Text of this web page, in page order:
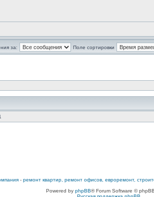
за: Поле сортировки
- ремонт квартир, ремонт офисов, евроремонт,
Powered by phpBB® Forum Software ©